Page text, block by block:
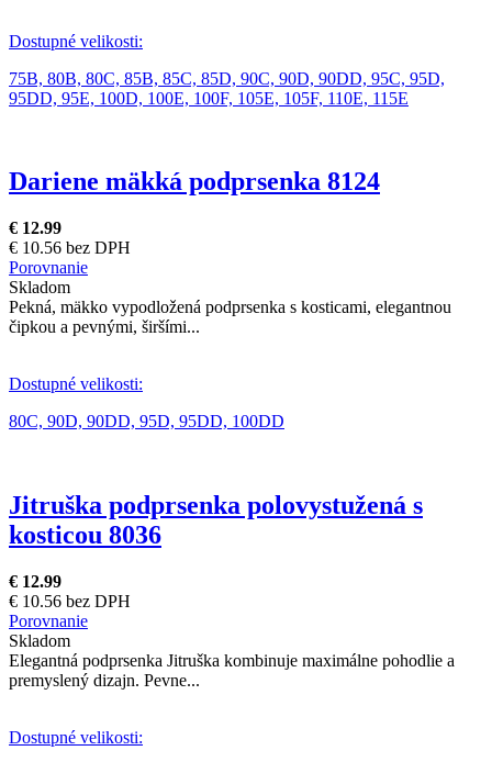
Dostupné velikosti:
75B, 80B, 80C, 85B, 85C, 85D, 90C, 90D, 90DD, 95C, 95D,
95DD, 95E, 100D, 100E, 100F, 105E, 105F, 110E, 115E
Dariene mäkká podprsenka 8124
€ 12.99
€ 10.56 bez DPH
Porovnanie
Skladom
Pekná, mäkko vypodložená podprsenka s kosticami, elegantnou
čipkou a pevnými, širšími...
Dostupné velikosti:
80C, 90D, 90DD, 95D, 95DD, 100DD
Jitruška podprsenka polovystužená s
kosticou 8036
€ 12.99
€ 10.56 bez DPH
Porovnanie
Skladom
Elegantná podprsenka Jitruška kombinuje maximálne pohodlie a
premyslený dizajn. Pevne...
Dostupné velikosti: